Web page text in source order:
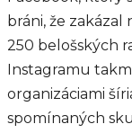
bráni, že zakázal
250 belošských
Instagramu
organizáciami
spomínaných